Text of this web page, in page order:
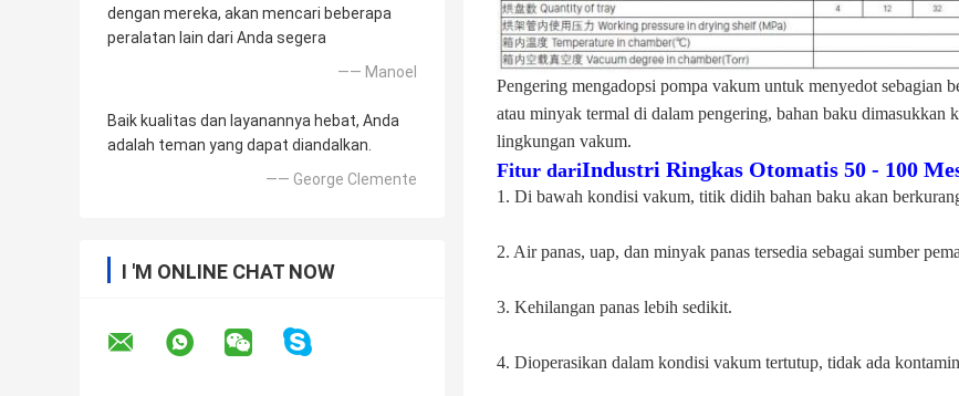
dengan mereka, akan mencari beberapa
peralatan lain dari Anda segera
—— Manoel
Baik kualitas dan layanannya hebat, Anda
adalah teman yang dapat diandalkan.
—— George Clemente
I 'M ONLINE CHAT NOW
Pengering mengadopsi pompa vakum untuk menyedot sebagian
atau minyak termal di dalam pengering, bahan baku
lingkungan vakum.
Fitur dariIndustri Ringkas Otomatis 50 - 100
1. Di bawah kondisi vakum, titik didih bahan baku akan
2. Air panas, uap, dan minyak panas tersedia sebagai sumber
3. Kehilangan panas lebih sedikit.
4. Dioperasikan dalam kondisi vakum tertutup, tidak ada